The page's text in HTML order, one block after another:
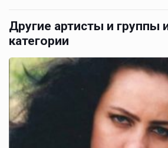
Другие артисты и группы
категории